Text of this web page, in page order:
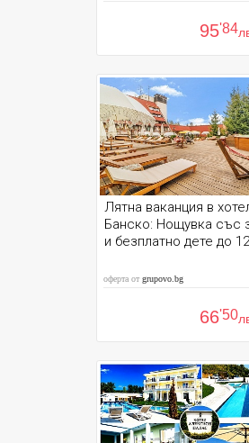
95'84
Лятна ваканция в
Банско: Нощувка със
и безплатно дете до
оферта отgrupovo.bg
66'50